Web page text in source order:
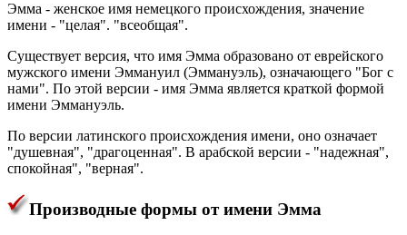
Эмма - женское имя немецкого происхождения, значение
имени - "целая". "всеобщая".
Существует версия, что имя Эмма образовано от еврейского
мужского имени Эммануил (Эммануэль), означающего "Бог с
нами". По этой версии - имя Эмма является краткой формой
имени Эммануэль.
По версии латинского происхождения имени, оно означает
"душевная", "драгоценная". В арабской версии - "надежная",
спокойная", "верная".
Производные формы от имени Эмма